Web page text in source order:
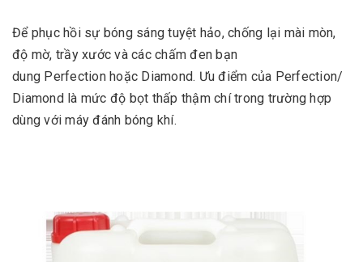
Để phục hồi sự bóng sáng tuyệt hảo, chống lại mài mòn,
độ mờ, trầy xước và các chấm đen bạn
dung Perfection hoặc Diamond. Ưu điểm của Perfection/
Diamond là mức độ bọt thấp thậm chí trong trường hợp
dùng với máy đánh bóng khí.